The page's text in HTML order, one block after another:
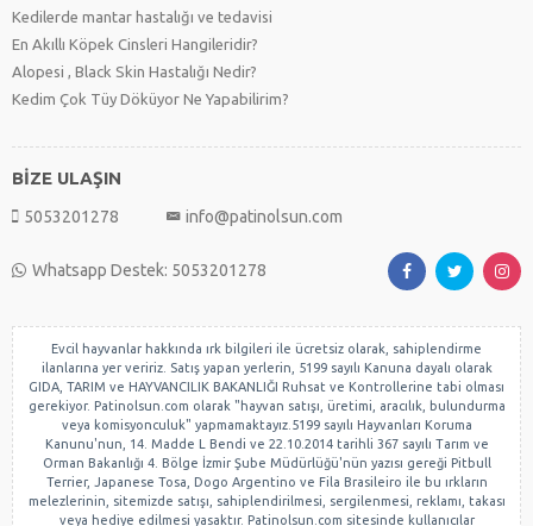
Kedilerde mantar hastalığı ve tedavisi
En Akıllı Köpek Cinsleri Hangileridir?
Alopesi , Black Skin Hastalığı Nedir?
Kedim Çok Tüy Döküyor Ne Yapabilirim?
BİZE ULAŞIN
5053201278 info@patinolsun.com
Whatsapp Destek: 5053201278
Evcil hayvanlar hakkında ırk bilgileri ile ücretsiz olarak, sahiplendirme
ilanlarına yer veririz. Satış yapan yerlerin, 5199 sayılı Kanuna dayalı olarak
GIDA, TARIM ve HAYVANCILIK BAKANLIĞI Ruhsat ve Kontrollerine tabi olması
gerekiyor. Patinolsun.com olarak "hayvan satışı, üretimi, aracılık, bulundurma
veya komisyonculuk" yapmamaktayız.5199 sayılı Hayvanları Koruma
Kanunu'nun, 14. Madde L Bendi ve 22.10.2014 tarihli 367 sayılı Tarım ve
Orman Bakanlığı 4. Bölge İzmir Şube Müdürlüğü'nün yazısı gereği Pitbull
Terrier, Japanese Tosa, Dogo Argentino ve Fila Brasileiro ile bu ırkların
melezlerinin, sitemizde satışı, sahiplendirilmesi, sergilenmesi, reklamı, takası
veya hediye edilmesi yasaktır. Patinolsun.com sitesinde kullanıcılar